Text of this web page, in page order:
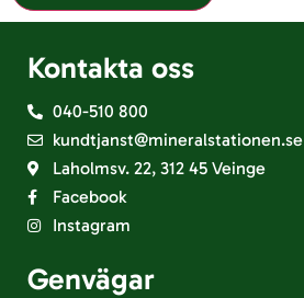
Kontakta oss
040-510 800
kundtjanst@mineralstationen.se
Laholmsv. 22, 312 45 Veinge
Facebook
Instagram
Genvägar